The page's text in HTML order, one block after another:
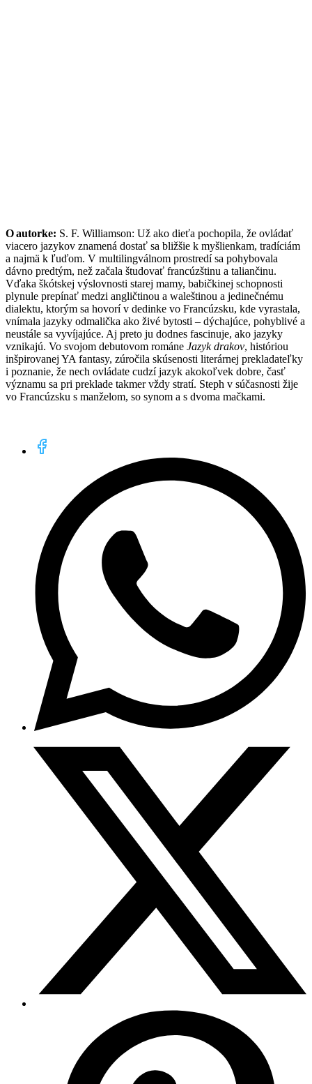
O autorke: S. F. Williamson: Už ako dieťa pochopila, že ovládať
viacero jazykov znamená dostať sa bližšie k myšlienkam, tradíciám
a najmä k ľuďom. V multilingválnom prostredí sa pohybovala
dávno predtým, než začala študovať francúzštinu a taliančinu.
Vďaka škótskej výslovnosti starej mamy, babičkinej schopnosti
plynule prepínať medzi angličtinou a waleštinou a jedinečnému
dialektu, ktorým sa hovorí v dedinke vo Francúzsku, kde vyrastala,
vnímala jazyky odmalička ako živé bytosti – dýchajúce, pohyblivé a
neustále sa vyvíjajúce. Aj preto ju dodnes fascinuje, ako jazyky
vznikajú. Vo svojom debutovom románe Jazyk drakov, históriou
inšpirovanej YA fantasy, zúročila skúsenosti literárnej prekladateľky
i poznanie, že nech ovládate cudzí jazyk akokoľvek dobre, časť
významu sa pri preklade takmer vždy stratí. Steph v súčasnosti žije
vo Francúzsku s manželom, so synom a s dvoma mačkami.